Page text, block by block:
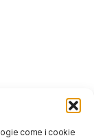
come i cookie